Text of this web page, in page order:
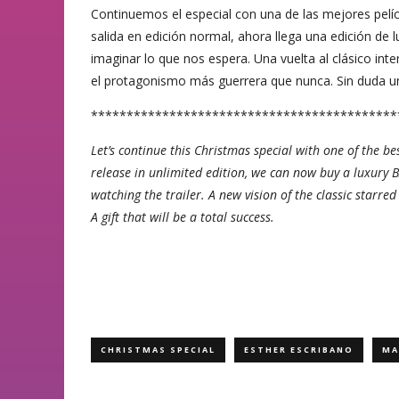
Continuemos el especial con una de las mejores
salida en edición normal, ahora llega una edición
imaginar lo que nos espera. Una vuelta al clásico
el protagonismo más guerrera que nunca. Sin duda
Let’s continue this Christmas special with one of the
release in unlimited edition, we can now buy a luxury
watching the trailer. A new vision of the classic
A gift that will be a total success.
CHRISTMAS SPECIAL ESTHER ESCRIBANO